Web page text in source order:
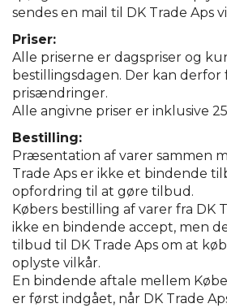
sendes en mail til DK Trade Aps
Priser:
Alle priserne er dagspriser og
bestillingsdagen. Der kan derfor
prisændringer.
Alle angivne priser er inklusive
Bestilling:
Præsentation af varer sammen
Trade Aps er ikke et bindende
opfordring til at gøre tilbud.
Købers bestilling af varer fra DK
ikke en bindende accept, men
tilbud til DK Trade Aps om at
oplyste vilkår.
En bindende aftale mellem
er først indgået, når DK Trade